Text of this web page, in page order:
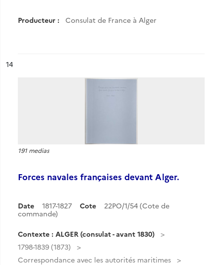
Producteur : Consulat de France à Alger
n°
14
191 medias
Forces navales françaises devant Alger.
Date 1817-1827 Cote
22PO/1/54 (Cote de
commande)
Contexte : ALGER (consulat - avant 1830)
1798-1839 (1873)
Correspondance avec les autorités maritimes